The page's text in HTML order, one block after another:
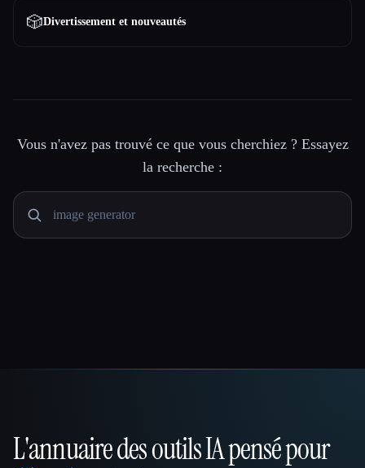
🎲Divertissement et nouveautés
Vous n'avez pas trouvé ce que vous cherchiez ? Essayez
la recherche :
That AI Collection
L'annuaire des outils IA pensé pour